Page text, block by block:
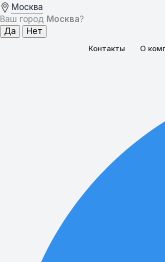
Москва
Ваш город Москва?
Контакты О